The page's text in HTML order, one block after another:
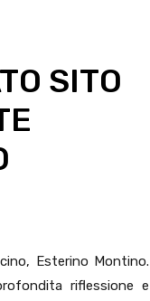
SITO
Esterino Montino.
riflessione e